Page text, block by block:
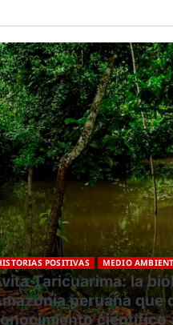
POSITIVAS MEDIO
de Cuyocuyo:
para
el altiplano peruano